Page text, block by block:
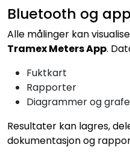
Bluetooth og
Alle målinger kan
Tramex Meters App.
Fuktkart
Rapporter
Diagrammer og
Resultater kan lagres,
dokumentasjon og